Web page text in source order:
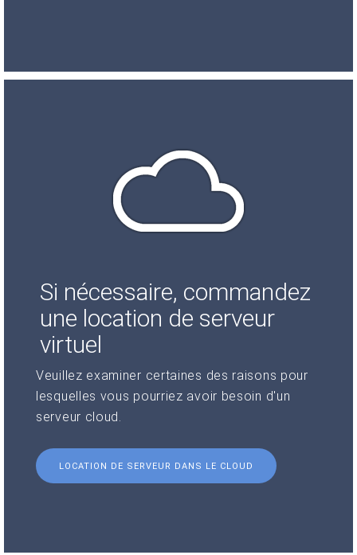
Si nécessaire, commandez
une location de serveur
virtuel
Veuillez examiner certaines des raisons pour
lesquelles vous pourriez avoir besoin d'un
serveur cloud.
LOCATION DE SERVEUR DANS LE CLOUD